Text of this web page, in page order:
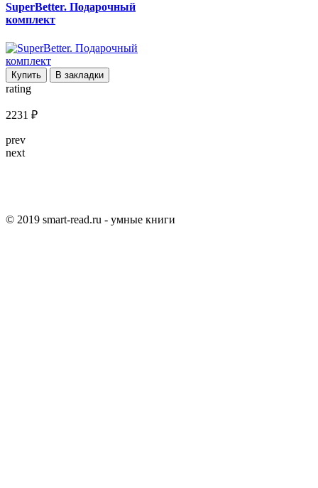
SuperBetter. Подарочный
комплект
Купить В закладки
rating
2231 ₽
prev
next
© 2019 smart-read.ru - умные книги